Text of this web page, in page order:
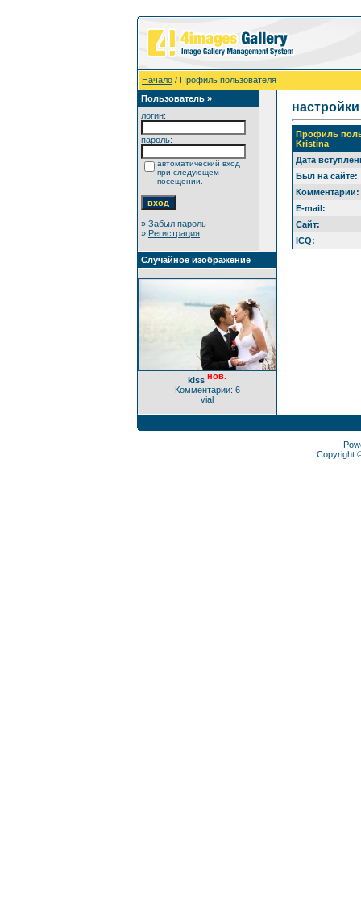
Начало / Профиль пользователя
Пользователь »
логин:
пароль:
автоматический вход
при следующем
посещении.
» Забыл пароль
» Регистрация
Случайное изображение
kiss нов.
Комментарии: 6
vial
настройки
Профиль
Kristina
Дата
Был на сайте:
Комментарии:
E-mail:
Сайт:
ICQ:
Copyright